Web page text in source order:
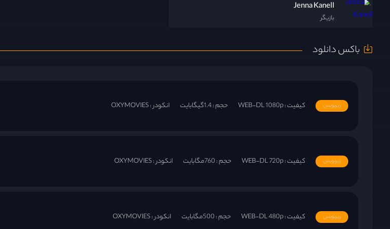
Jenna Kanell
بازیگر
باکس دانلود
زیرنویس کیفیت : WEB-DL 1080p حجم : 1.4گیگابایت انکودر : OXYMOVIES
زیرنویس کیفیت : WEB-DL 720p حجم : 760مگابایت انکودر : OXYMOVIES
زیرنویس کیفیت : WEB-DL 480p حجم : 500مگابایت انکودر : OXYMOVIES